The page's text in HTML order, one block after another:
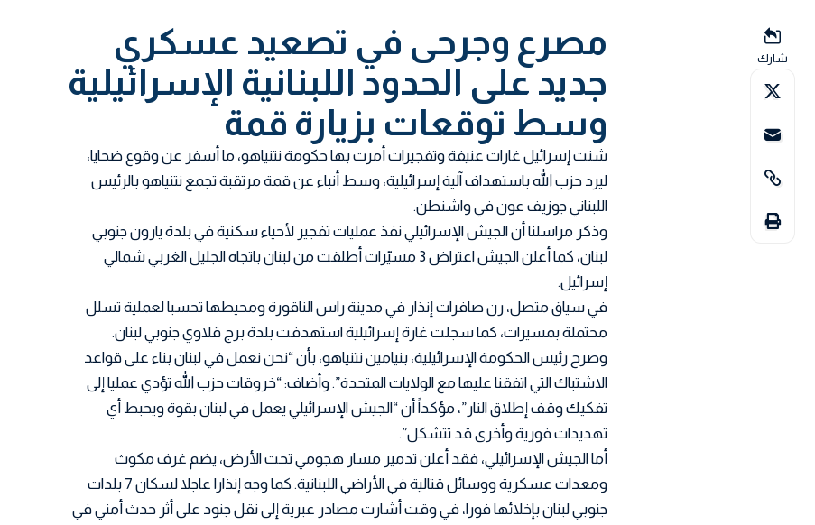
شارك
مصرع وجرحى في تصعيد عسكري
جديد على الحدود اللبنانية الإسرائيلية
وسط توقعات بزيارة قمة
شنت إسرائيل غارات عنيفة وتفجيرات أمرت بها حكومة نتنياهو، ما أسفر عن وقوع ضحايا،
ليرد حزب الله باستهداف آلية إسرائيلية، وسط أنباء عن قمة مرتقبة تجمع نتنياهو بالرئيس
اللبناني جوزيف عون في واشنطن.
وذكر مراسلنا أن الجيش الإسرائيلي نفذ عمليات تفجير لأحياء سكنية في بلدة يارون جنوبي
لبنان، كما أعلن الجيش اعتراض 3 مسيّرات أطلقت من لبنان باتجاه الجليل الغربي شمالي
إسرائيل.
في سياق متصل، رن صافرات إنذار في مدينة راس الناقورة ومحيطها تحسبا لعملية تسلل
محتملة بمسيرات، كما سجلت غارة إسرائيلية استهدفت بلدة برج قلاوي جنوبي لبنان.
وصرح رئيس الحكومة الإسرائيلية، بنيامين نتنياهو، بأن “نحن نعمل في لبنان بناء على قواعد
الاشتباك التي اتفقنا عليها مع الولايات المتحدة”. وأضاف: “خروقات حزب الله تؤدي عمليا إلى
تفكيك وقف إطلاق النار”، مؤكداً أن “الجيش الإسرائيلي يعمل في لبنان بقوة ويحبط أي
تهديدات فورية وأخرى قد تتشكل”.
أما الجيش الإسرائيلي، فقد أعلن تدمير مسار هجومي تحت الأرض، يضم غرف مكوث
ومعدات عسكرية ووسائل قتالية في الأراضي اللبنانية. كما وجه إنذارا عاجلا لسكان 7 بلدات
جنوبي لبنان بإخلائها فورا، في وقت أشارت مصادر عبرية إلى نقل جنود على أثر حدث أمني في